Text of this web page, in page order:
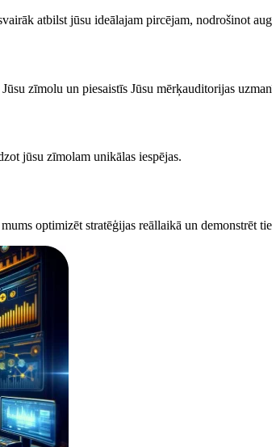
atbilst jūsu ideālajam pircējam, nodrošinot
zīmolu un piesaistīs Jūsu mērķauditorijas
jūsu zīmolam unikālas iespējas.
optimizēt stratēģijas reāllaikā un demonstrēt